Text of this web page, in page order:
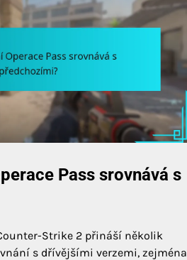
Pass srovnává s
Strike 2 přináší několik
s dřívějšími verzemi, zejména